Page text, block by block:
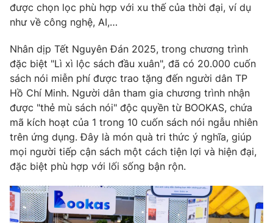
THỜI BÁO VTV
Theo dõi báo trên
Cơ quan chủ quản:Đài Truyền hình Việt Nam
Cơ quan báo chí:Thời báo VTV
cấp ngày 29/12/2023
Tổng Biên tập:Vũ Thanh Thủy
được chọn lọc phù hợp với xu thế của thời đại, ví dụ
như về công nghệ, AI,…
Nhân dịp Tết Nguyên Đán 2025, trong chương trình
đặc biệt "Lì xì lộc sách đầu xuân", đã có 20.000 cuốn
sách nói miễn phí được trao tặng đến người dân TP
Hồ Chí Minh. Người dân tham gia chương trình nhận
được "thẻ mù sách nói" độc quyền từ BOOKAS, chứa
mã kích hoạt của 1 trong 10 cuốn sách nói ngẫu nhiên
trên ứng dụng. Đây là món quà tri thức ý nghĩa, giúp
mọi người tiếp cận sách một cách tiện lợi và hiện đại,
đặc biệt phù hợp với lối sống bận rộn.